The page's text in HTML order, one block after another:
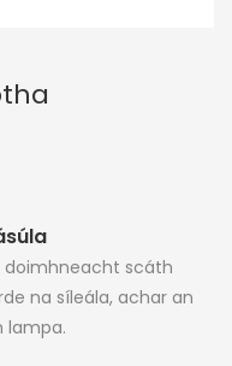
doimhneacht scáth
na síleála, achar an
lampa.